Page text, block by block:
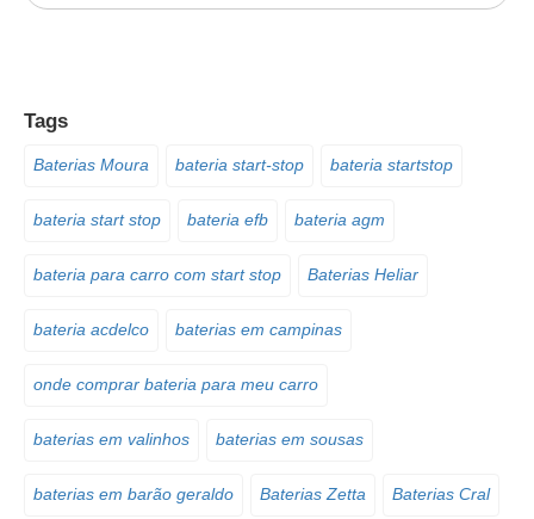
Tags
Baterias Moura bateria start-stop bateria startstop
bateria start stop bateria efb bateria agm
bateria para carro com start stop Baterias Heliar
bateria acdelco baterias em campinas
onde comprar bateria para meu carro
baterias em valinhos baterias em sousas
baterias em barão geraldo Baterias Zetta Baterias Cral